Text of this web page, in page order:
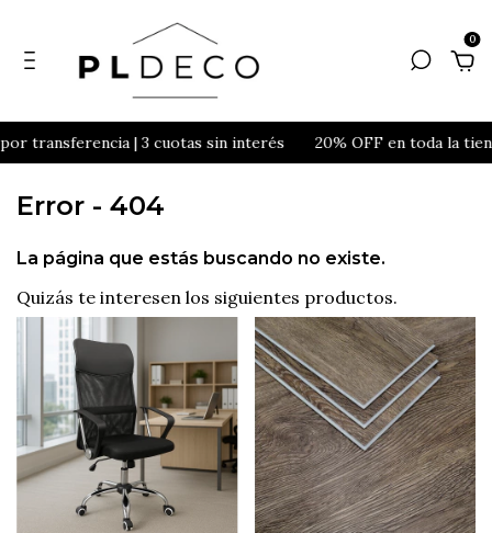
0
transferencia | 3 cuotas sin interés 20% OFF en toda la
Error - 404
La página que estás buscando no existe.
Quizás te interesen los siguientes productos.